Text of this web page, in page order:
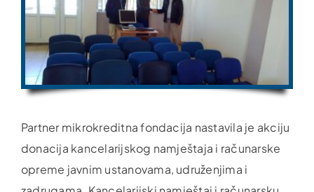
Partner mikrokreditna fondacija nastavila je akciju
donacija kancelarijskog namještaja i računarske
opreme javnim ustanovama, udruženjima i